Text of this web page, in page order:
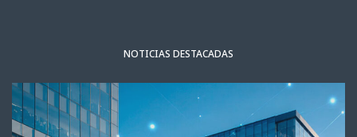
NOTICIAS DESTACADAS